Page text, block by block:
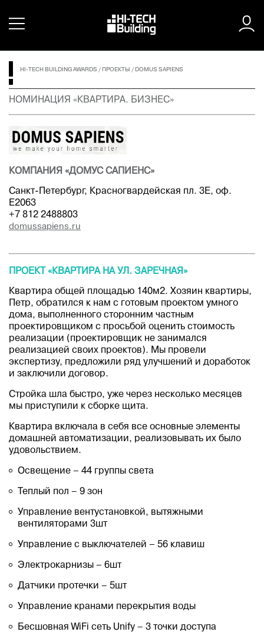
HI-TECH BUILDING AWARDS / ПРОЕКТЫ / DOMUS SAPIENS
НОМИНАЦИЯ «КВАРТИРА. БИЗНЕС»
КОМПАНИЯ «ДОМУС САПИЕНС»
Санкт-Петербург, Красногвардейская пл. 3Е, оф.
Е2063
+7 812 2488803
domussapiens.ru
ПРОЕКТ «КВАРТИРА НА УЛ. ЗАРЕЧНАЯ»
Квартира общей площадью 140м2. Хозяин квартиры,
Петр, обратился к нам с готовым проектом умного
дома, выполненного сторонним частным
проектировщиком с просьбой оценить стоимость
реализации (проектировщик не занимался
реализацией своих проектов). Мы провели
экспертизу, предложили ряд улучшений и доработок
и заключили договор.
Стройка шла быстро, уже через несколько месяцев
мы приступили к сборке щита.
Квартира включала в себя все основные элементы
домашней автоматизации, реализовывать их было
удовольствием.
Освещение – 44 группы света
Теплый пол – 9 зон
Управление вентустановкой, вытяжными
вентиляторами 3шт
Управление с выключателей – 56 клавиш
Электрокарнизы – 6шт
Датчики протечки – 5шт
Управление кранами перекрытия воды
Бесшовная WiFi сеть Unify – 3 точки доступа